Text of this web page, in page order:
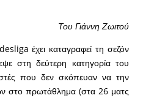
Του Γιάννη Ζωιτού
έχει καταγραφεί τη σεζόν
στη δεύτερη κατηγορία του
που δεν σκόπευαν να την
στο πρωτάθλημα (στα 26 ματς